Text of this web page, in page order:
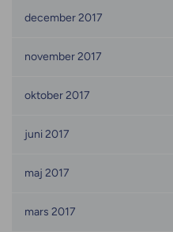
december 2017
november 2017
oktober 2017
juni 2017
maj 2017
mars 2017